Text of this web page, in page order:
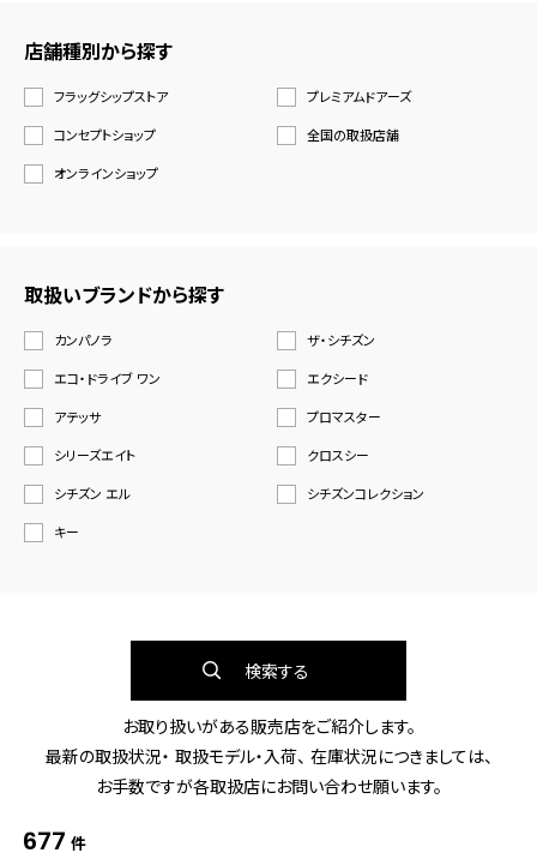
店舗種別から探す
フラッグシップストア
プレミアムドアーズ
コンセプトショップ
全国の取扱店舗
オンラインショップ
取扱いブランドから探す
カンパノラ
ザ・シチズン
エコ・ドライブ ワン
エクシード
アテッサ
プロマスター
シリーズエイト
クロスシー
シチズン エル
シチズンコレクション
キー
検索する
お取り扱いがある販売店をご紹介します。
最新の取扱状況・ 取扱モデル・入荷、 在庫状況につきましては、
お手数ですが各取扱店にお問い合わせ願います。
677 件